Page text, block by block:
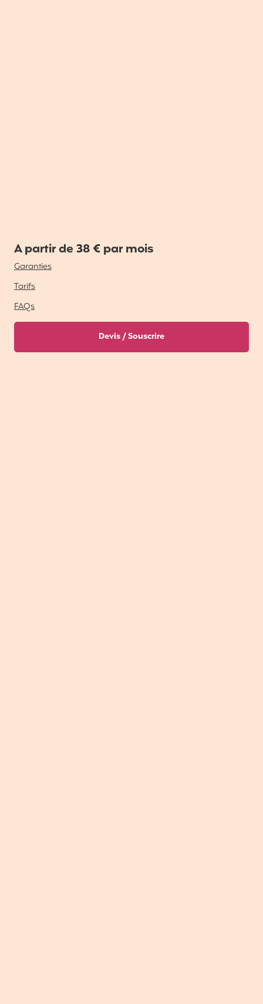
A partir de 38 € par mois
Garanties
Tarifs
FAQs
Devis / Souscrire